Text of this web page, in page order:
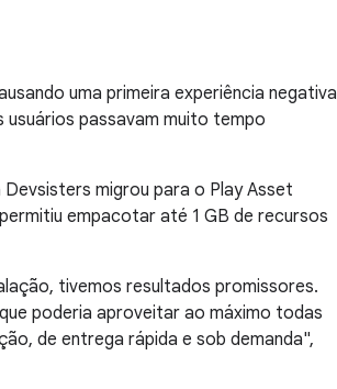
uma primeira experiência negativa
usuários passavam muito tempo
migrou para o Play Asset
empacotar até 1 GB de recursos
tivemos resultados promissores.
poderia aproveitar ao máximo todas
de entrega rápida e sob demanda",